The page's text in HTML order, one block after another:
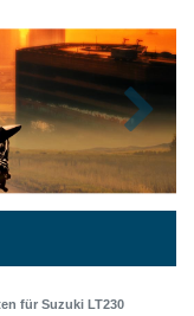
für Suzuki LT230